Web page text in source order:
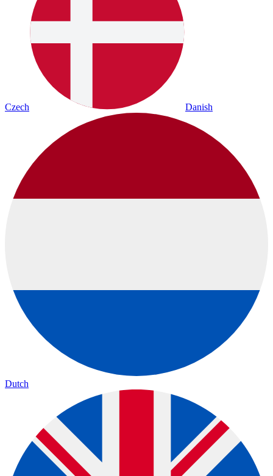
Czech Danish
Dutch